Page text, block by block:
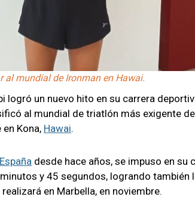
mundial de Ironman en Hawai.
logró un nuevo hito en su carrera
al mundial de triatlón más exigente
Kona, Hawai.
España desde hace años, se impuso en su
y 45 segundos, logrando también
en Marbella, en noviembre.